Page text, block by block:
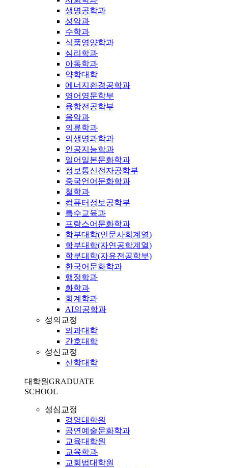
생명공학과
성악과
수학과
식품영양학과
심리학과
아동학과
약학대학
에너지환경공학과
영어영문학부
융합전공학부
음악과
의류학과
의생명과학과
인공지능학과
일어일본문화학과
정보통신전자공학부
중국언어문화학과
철학과
컴퓨터정보공학부
특수교육과
프랑스어문화학과
학부대학(인문사회계열)
학부대학(자연공학계열)
학부대학(자유전공학부)
한국어문화학과
행정학과
화학과
회계학과
AI의공학과
성의교정
의과대학
간호대학
성신교정
신학대학
대학원GRADUATE
SCHOOL
성심교정
경영대학원
공연예술문화학과
교육대학원
교육학과
교회법대학원